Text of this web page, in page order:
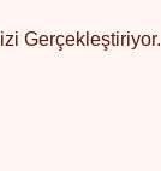
Gerçekleştiriyor.